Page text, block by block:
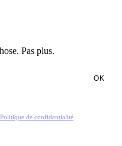
Pas plus.
OK
Politique de confidentialité